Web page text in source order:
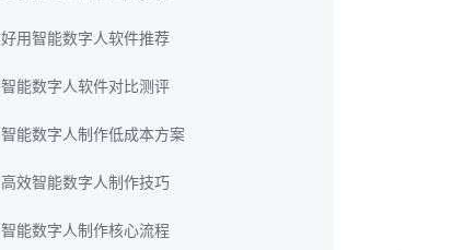
好用智能数字人软件推荐
智能数字人软件对比测评
智能数字人制作低成本方案
高效智能数字人制作技巧
智能数字人制作核心流程